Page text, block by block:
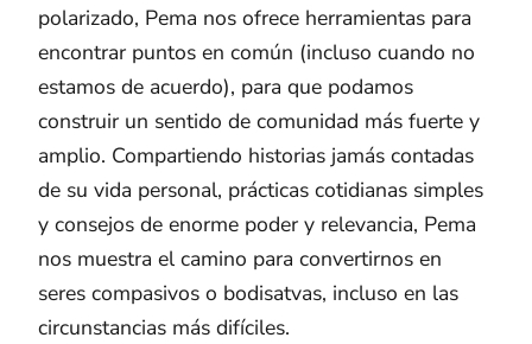
polarizado, Pema nos ofrece herramientas para
encontrar puntos en común (incluso cuando no
estamos de acuerdo), para que podamos
construir un sentido de comunidad más fuerte y
amplio. Compartiendo historias jamás contadas
de su vida personal, prácticas cotidianas simples
y consejos de enorme poder y relevancia, Pema
nos muestra el camino para convertirnos en
seres compasivos o bodisatvas, incluso en las
circunstancias más difíciles.